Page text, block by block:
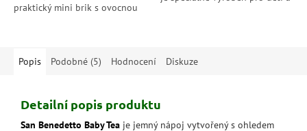
praktický mini brik s ovocnou
Popis Podobné (5) Hodnocení Diskuze
Detailní popis produktu
San Benedetto Baby Tea je jemný nápoj vytvořený s ohledem